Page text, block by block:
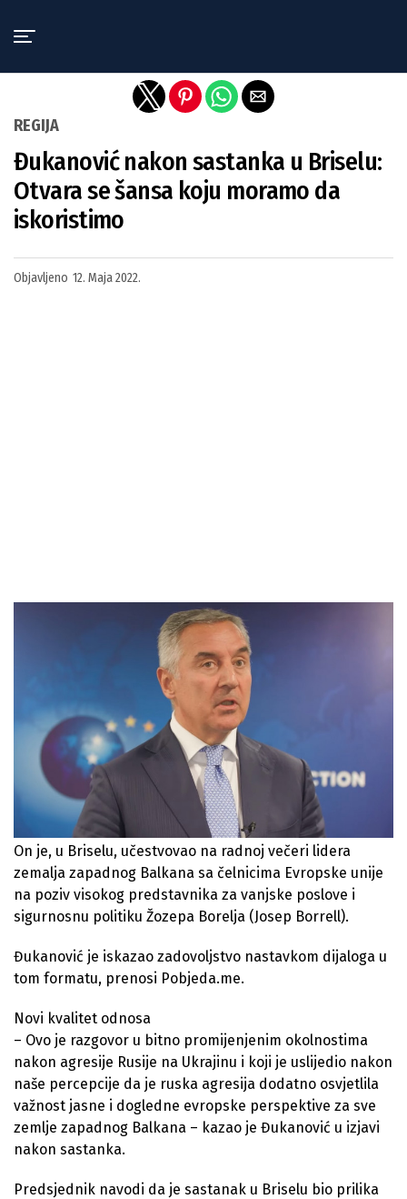
REGIJA
Đukanović nakon sastanka u Briselu:
Otvara se šansa koju moramo da
iskoristimo
Objavljeno 12. Maja 2022.
On je, u Briselu, učestvovao na radnoj večeri lidera
zemalja zapadnog Balkana sa čelnicima Evropske unije
na poziv visokog predstavnika za vanjske poslove i
sigurnosnu politiku Žozepa Borelja (Josep Borrell).
Đukanović je iskazao zadovoljstvo nastavkom dijaloga u
tom formatu, prenosi Pobjeda.me.
Novi kvalitet odnosa
– Ovo je razgovor u bitno promijenjenim okolnostima
nakon agresije Rusije na Ukrajinu i koji je uslijedio nakon
naše percepcije da je ruska agresija dodatno osvjetlila
važnost jasne i dogledne evropske perspektive za sve
zemlje zapadnog Balkana – kazao je Đukanović u izjavi
nakon sastanka.
Predsjednik navodi da je sastanak u Briselu bio prilika